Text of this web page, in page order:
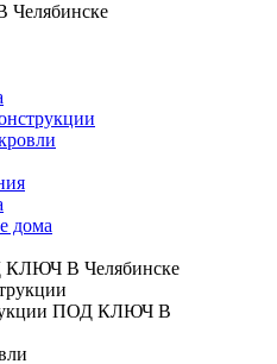
дома
В Челябинске
ПОД КЛЮЧ В